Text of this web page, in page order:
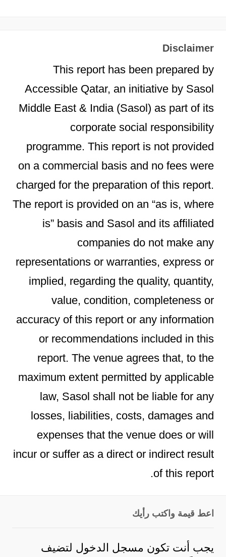
Disclaimer
This report has been prepared by
Accessible Qatar, an initiative by Sasol
Middle East & India (Sasol) as part of its
corporate social responsibility
programme. This report is not provided
on a commercial basis and no fees were
charged for the preparation of this report.
The report is provided on an “as is, where
is” basis and Sasol and its affiliated
companies do not make any
representations or warranties, express or
implied, regarding the quality, quantity,
value, condition, completeness or
accuracy of this report or any information
or recommendations included in this
report. The venue agrees that, to the
maximum extent permitted by applicable
law, Sasol shall not be liable for any
losses, liabilities, costs, damages and
expenses that the venue does or will
incur or suffer as a direct or indirect result
of this report.
اعط قيمة واكتب رأيك
يجب أنت تكون مسجل الدخول لتضيف